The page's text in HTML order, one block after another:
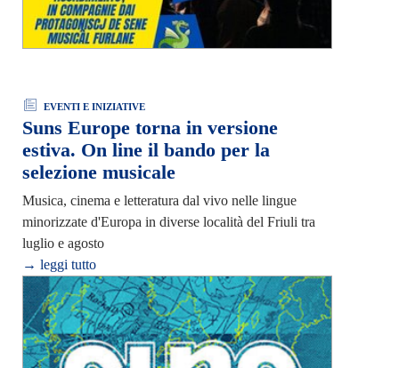
EVENTI E INIZIATIVE
Suns Europe torna in versione
estiva. On line il bando per la
selezione musicale
Musica, cinema e letteratura dal vivo nelle lingue
minorizzate d'Europa in diverse località del Friuli tra
luglio e agosto
→ leggi tutto